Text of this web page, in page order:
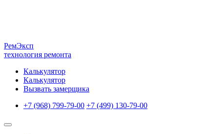
РемЭксп
технология ремонта
Калькулятор
Калькулятор
Вызвать замерщика
+7 (968) 799-79-00 +7 (499) 130-79-00